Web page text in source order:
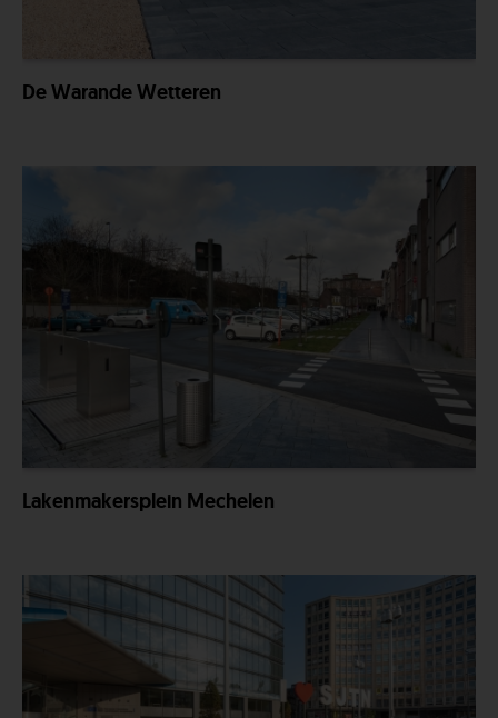
De Warande Wetteren
Lakenmakersplein Mechelen